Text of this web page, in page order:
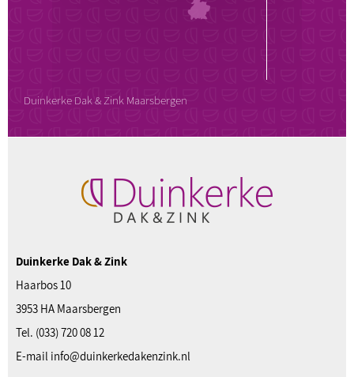
Duinkerke Dak & Zink Maarsbergen
Duinkerke Dak & Zink
Haarbos 10
3953 HA Maarsbergen
Tel. (033) 720 08 12
E-mail info@duinkerkedakenzink.nl